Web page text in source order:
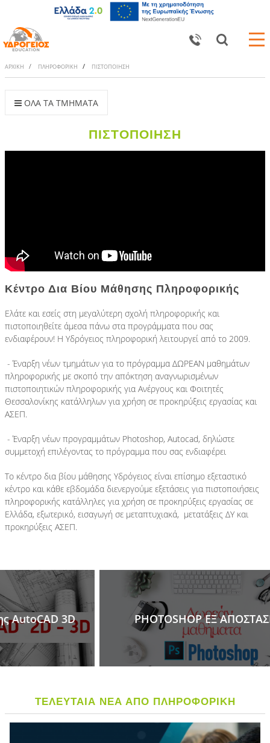
Υδρόγειος Education Εκπαιδευτική Ρομποτική
Υδρόγειος Καμάρα
ΑΡΧΙΚΗ ΠΛΗΡΟΦΟΡΙΚΗ ΠΙΣΤΟΠΟΙΗΣΗ
ΟΛΑ ΤΑ ΤΜΗΜΑΤΑ
ΠΙΣΤΟΠΟΙΗΣΗ
Κέντρο Δια Βίου Μάθησης Πληροφορικής
Ελάτε και εσείς στη μεγαλύτερη σχολή πληροφορικής και
πιστοποιηθείτε άμεσα πάνω στα προγράμματα που σας
ενδιαφέρουν! Η Υδρόγειος πληροφορική λειτουργεί από το 2009.
- Έναρξη νέων τμημάτων για τo πρόγραμμα ΔΩΡΕΑΝ μαθημάτων
πληροφορικής με σκοπό την απόκτηση αναγνωρισμένων
πιστοποιητικών πληροφορικής για Ανέργους και Φοιτητές
Θεσσαλονίκης κατάλληλων για χρήση σε προκηρύξεις εργασίας και
ΑΣΕΠ.
- Έναρξη νέων προγραμμάτων Photoshop, Autocad, δηλώστε
συμμετοχή επιλέγοντας το πρόγραμμα που σας ενδιαφέρει
Το κέντρο δια βίου μάθησης Υδρόγειος είναι επίσημο εξεταστικό
κέντρο και κάθε εβδομάδα διενεργούμε εξετάσεις για πιστοποιήσεις
πληροφορικής κατάλληλες για χρήση σε προκηρύξεις εργασίας σε
Ελλάδα, εξωτερικό, εισαγωγή σε μεταπτυχιακά, μετατάξεις ΔΥ και
προκηρύξεις ΑΣΕΠ.
PHOTOSHOP ΕΞ ΑΠΟΣΤΑΣΕΩΣ
ΤΕΛΕΥΤΑΙΑ ΝΕΑ ΑΠΟ ΠΛΗΡΟΦΟΡΙΚΗ